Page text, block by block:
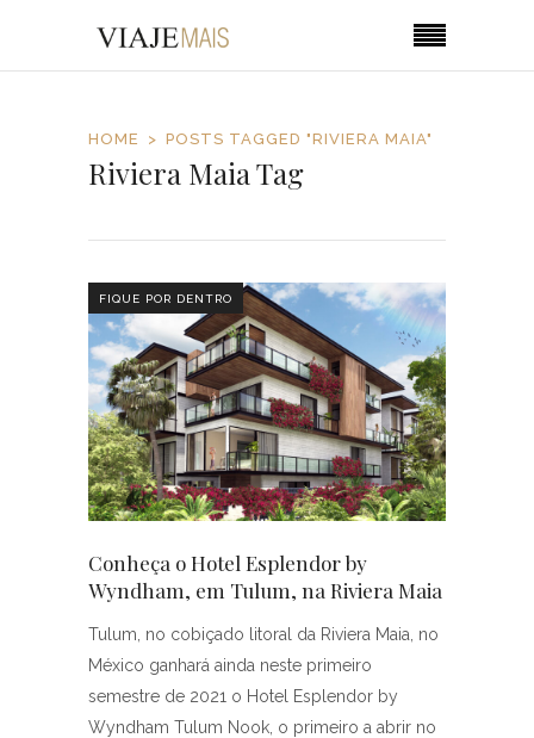
HOME POSTS TAGGED "RIVIERA MAIA"
Riviera Maia Tag
FIQUE POR DENTRO
Conheça o Hotel Esplendor by
Wyndham, em Tulum, na Riviera Maia
Tulum, no cobiçado litoral da Riviera Maia, no
México ganhará ainda neste primeiro
semestre de 2021 o Hotel Esplendor by
Wyndham Tulum Nook, o primeiro a abrir no